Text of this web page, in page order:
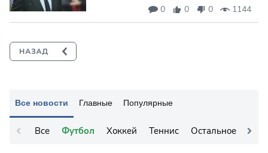
Все новости Главные Популярные
Все Футбол Хоккей Теннис Остальное
0 0 0 1144